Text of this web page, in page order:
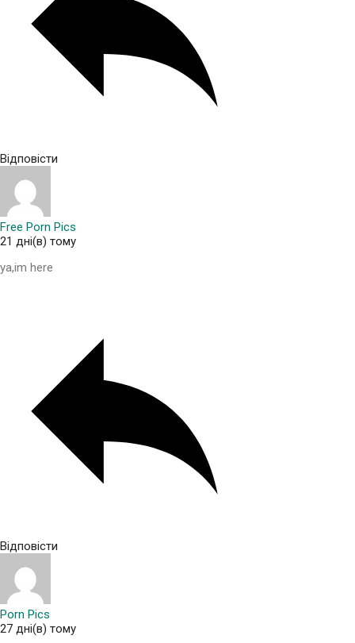
Відповісти
Free Porn Pics
21 дні(в) тому
ya,im here
Відповісти
Porn Pics
27 дні(в) тому